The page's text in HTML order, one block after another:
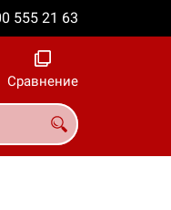
555 21 63
Сравнение